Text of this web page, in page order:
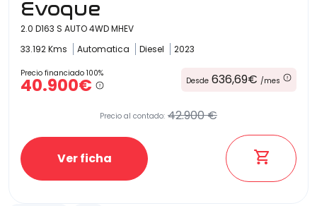
Evoque
2.0 D163 S AUTO 4WD MHEV
33.192 Kms
Automatica Diesel 2023
Precio financiado 100%
40.900€ Desde 636,69€ /mes
Precio al contado: 42.900 €
Ver ficha